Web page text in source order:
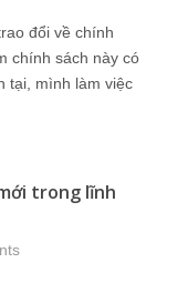
đổi về chính
chính sách này có
tại, mình làm việc
trong lĩnh